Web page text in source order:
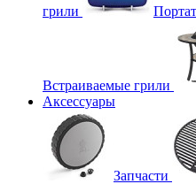
грили
Встраиваемые грили
Аксессуары
Запчасти